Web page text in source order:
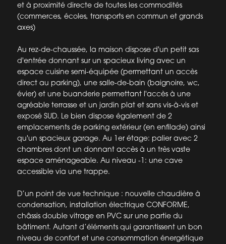
et à proximité directe de toutes les commodités
(commerces, écoles, transports en commun et grands
axes)
Au rez-de-chaussée, la maison dispose d'un petit sas
d'entrée donnant sur un spacieux living avec un
espace cuisine semi-équipée (permettant un accès
direct au parking), une salle-de-bain (baignoire, wc,
évier) et une buanderie permettant l'accès à une
agréable terrasse et un jardin plat et sans vis-à-vis et
exposé SUD. Le bien dispose également de 2
emplacements de parking extérieur (en enfilade) ainsi
qu'un spacieux garage. Au 1er étage: palier avec 2
chambres dont un donnant accès à un très vaste
espace aménageable. Au niveau -1: une cave
accessible via une trappe.
D’un point de vue technique : nouvelle chaudière à
condensation, installation électrique CONFORME,
châssis double vitrage en PVC sur une partie du
bâtiment. Autant d’éléments qui garantissent un bon
niveau de confort et une consommation énergétique